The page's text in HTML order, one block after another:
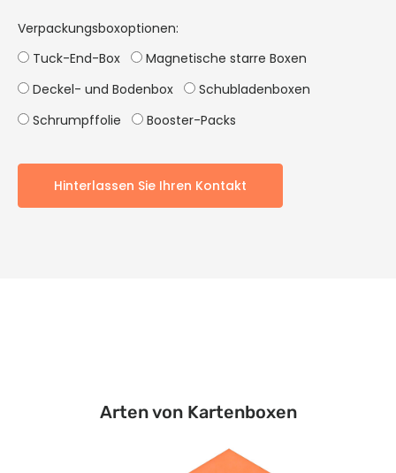
Verpackungsboxoptionen:
Tuck-End-Box
Magnetische starre Boxen
Deckel- und Bodenbox
Schubladenboxen
Schrumpffolie
Booster-Packs
Hinterlassen Sie Ihren Kontakt
Arten von Kartenboxen